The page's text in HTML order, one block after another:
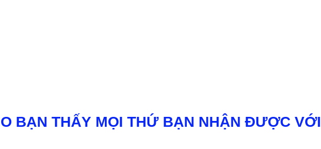
BẠN THẤY MỌI THỨ BẠN NHẬN ĐƯỢC VỚI